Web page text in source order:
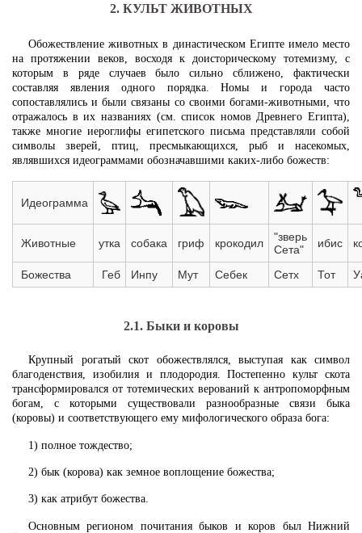
2. КУЛЬТ ЖИВОТНЫХ
Обожествление животных в династическом Египте имело место
на протяжении веков, восходя к доисторическому тотемизму, с
которым в ряде случаев было сильно сближено, фактически
составляя явления одного порядка. Номы и города часто
сопоставлялись и были связаны со своими богами-животными, что
отражалось в их названиях (см. список номов Древнего Египта),
также многие иероглифы египетского письма представляли собой
символы зверей, птиц, пресмыкающихся, рыб и насекомых,
являвшихся идеограммами обозначавшими каких-либо божеств:
Идеограмма
Животные утка собака гриф крокодил
"зверь
Сета"
ибис
Божества Геб Инпу Мут Себек Сетх Тот
2.1. Быки и коровы
Крупный рогатый скот обожествлялся, выступая как символ
благоденствия, изобилия и плодородия. Постепенно культ скота
трансформировался от тотемических верований к антропоморфным
богам, с которыми существовали разнообразные связи быка
(коровы) и соответствующего ему мифологического образа бога:
1) полное тождество;
2) бык (корова) как земное воплощение божества;
3) как атрибут божества.
Основным регионом почитания быков и коров был Нижний